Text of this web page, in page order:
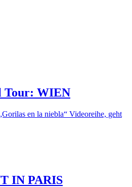
Tour: WIEN
en la niebla“ Videoreihe, geht
IN PARIS